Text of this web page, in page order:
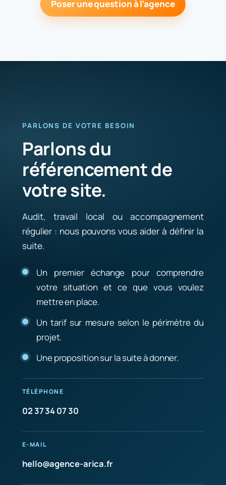
Poser une question à l’agence
PARLONS DE VOTRE BESOIN
Parlons du
référencement de
votre site.
Audit, travail local ou accompagnement
régulier : nous pouvons vous aider à définir la
suite.
Un premier échange pour comprendre
votre situation et ce que vous voulez
mettre en place.
Un tarif sur mesure selon le périmètre du
projet.
Une proposition sur la suite à donner.
TÉLÉPHONE
02 37 34 07 30
E-MAIL
hello@agence-arica.fr